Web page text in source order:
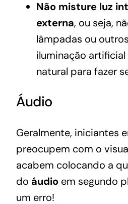
Não misture luz
externa, ou seja,
lâmpadas ou
iluminação
natural para fazer
Áudio
Geralmente, iniciantes
preocupem com o
acabem colocando a
do áudioem segundo
um erro!